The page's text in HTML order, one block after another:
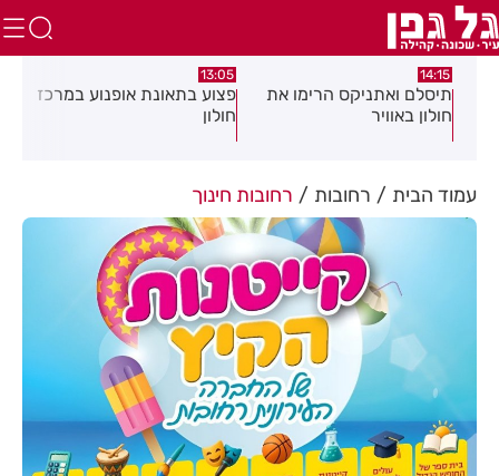
14:15
תיסלם ואתניקס הרימו את
חולון באוויר
13:05
פצוע בתאונת אופנוע במרכז
חולון
עמוד הבית רחובות רחובות חינוך